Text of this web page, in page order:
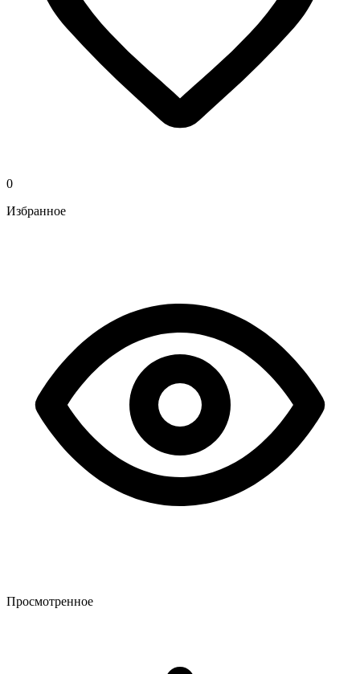
0
Избранное
Просмотренное